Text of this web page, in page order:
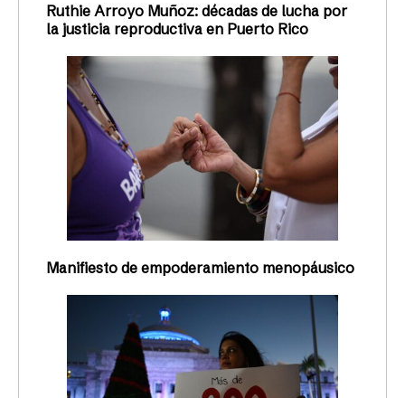
Ruthie Arroyo Muñoz: décadas de lucha por
la justicia reproductiva en Puerto Rico
Manifiesto de empoderamiento menopáusico